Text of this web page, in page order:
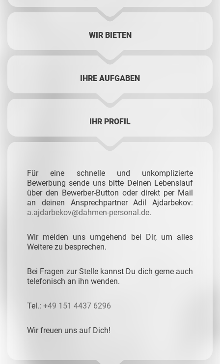
WIR BIETEN
IHRE AUFGABEN
IHR PROFIL
Für eine schnelle und unkomplizierte
Bewerbung sende uns bitte Deinen Lebenslauf
über den Bewerber-Button oder direkt per Mail
an deinen AnsprechpartnerAdil Ajdarbekov:
a.ajdarbekov@dahmen-personal.de.
Wir melden uns umgehend bei Dir, um alles
Weitere zu besprechen.
Bei Fragen zur Stelle kannst Du dich gerne auch
telefonisch an ihn wenden.
Tel.: +49 151 4437 6296
Wir freuen uns auf Dich!